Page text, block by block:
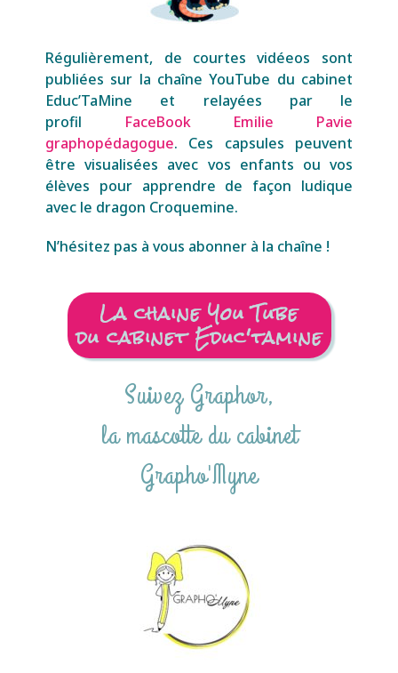
Régulièrement, de courtes vidéeos sont
publiées sur la chaîne YouTube du cabinet
Educ’TaMine et relayées par le
profil
FaceBook Emilie Pavie
graphopédagogue. Ces capsules peuvent
être visualisées avec vos enfants ou vos
élèves pour apprendre de façon ludique
avec le dragon Croquemine.
N’hésitez pas à vous abonner à la chaîne !
La chaine You Tube
du cabinet Educ'tamine
Suivez Graphor,
la mascotte du cabinet
Grapho'Myne